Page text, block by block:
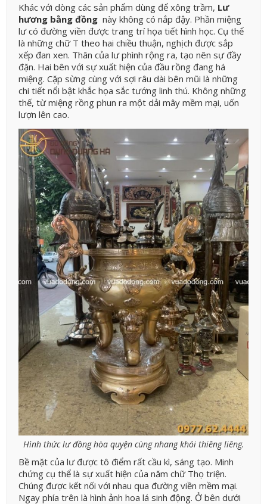
Khác với dòng các sản phẩm dùng để xông trầm, Lư
hương bằng đồng này không có nắp đậy. Phần miệng
lư có đường viền được trang trí họa tiết hình học. Cụ thể
là những chữ T theo hai chiều thuận, nghịch được sắp
xếp đan xen. Thân của lư phình rộng ra, tạo nên sự đầy
đặn. Hai bên với sự xuất hiện của đầu rồng đang há
miệng. Cặp sừng cùng với sợi râu dài bên mũi là những
chi tiết nổi bật khắc họa sắc tướng linh thú. Không những
thế, từ miệng rồng phun ra một dải mây mềm mại, uốn
lượn lên cao.
Hình thức lư đồng hòa quyện cùng nhang khói thiêng liêng.
Bề mặt của lư được tô điểm rất cầu kì, sáng tạo. Minh
chứng cụ thể là sự xuất hiện của năm chữ Thọ triện.
Chúng được kết nối với nhau qua đường viền mềm mại.
Ngay phía trên là hình ảnh hoa lá sinh động. Ở bên dưới